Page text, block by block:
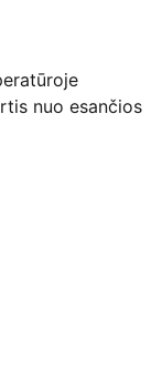
nuo esančios